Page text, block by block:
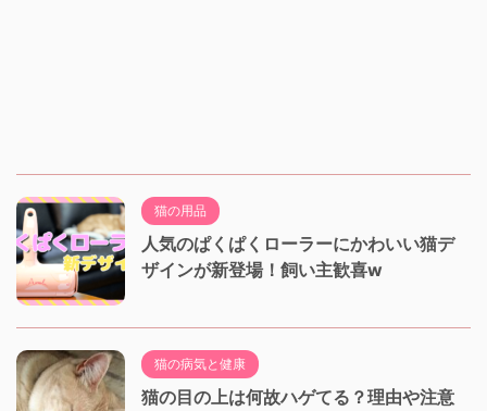
猫の用品
人気のぱくぱくローラーにかわいい猫デ
ザインが新登場！飼い主歓喜w
猫の病気と健康
猫の目の上は何故ハゲてる？理由や注意